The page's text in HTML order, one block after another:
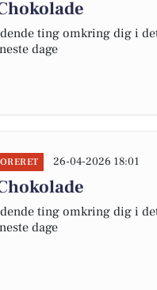
ting omkring dig i
dage
26-04-2026 18:01
ting omkring dig i
dage